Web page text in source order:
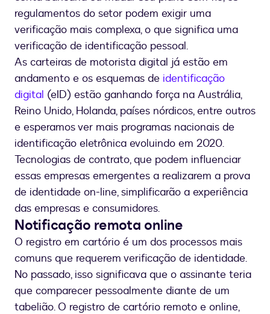
regulamentos do setor podem exigir uma
verificação mais complexa, o que significa uma
verificação de identificação pessoal.
As carteiras de motorista digital já estão em
andamento e os esquemas de identificação
digital (eID) estão ganhando força na Austrália,
Reino Unido, Holanda, países nórdicos, entre outros
e esperamos ver mais programas nacionais de
identificação eletrônica evoluindo em 2020.
Tecnologias de contrato, que podem influenciar
essas empresas emergentes a realizarem a prova
de identidade on-line, simplificarão a experiência
das empresas e consumidores.
Notificação remota online
O registro em cartório é um dos processos mais
comuns que requerem verificação de identidade.
No passado, isso significava que o assinante teria
que comparecer pessoalmente diante de um
tabelião. O registro de cartório remoto e online,